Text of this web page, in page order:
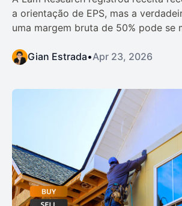
a orientação de EPS, mas a
uma margem bruta de 50% pode se
Gian Estrada•Apr 23, 2026